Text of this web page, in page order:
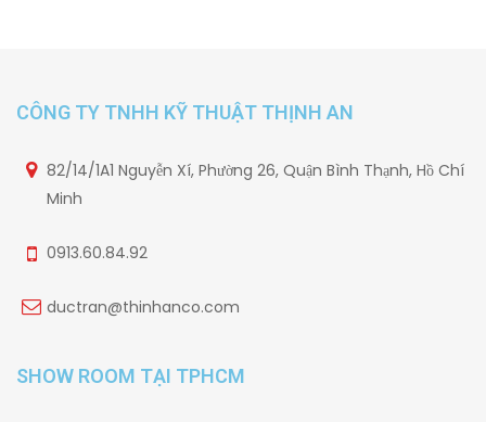
CÔNG TY TNHH KỸ THUẬT THỊNH AN
82/14/1A1 Nguyễn Xí, Phường 26, Quận Bình Thạnh, Hồ Chí
Minh
0913.60.84.92
ductran@thinhanco.com
SHOW ROOM TẠI TPHCM